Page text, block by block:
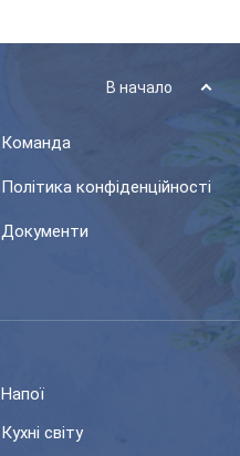
В начало
Команда
Політика конфіденційності
Документи
Напої
Кухні світу